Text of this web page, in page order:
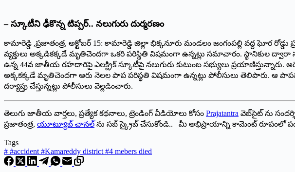
– స్కూటీని ఢీకొన్న టిప్పర్‌.. న‌లుగురు దుర్మరణం
కామారెడ్డి ,ప్రజాతంత్ర, అక్టోబర్‌ 15:‌ కామారెడ్డి జిల్లా భిక్కనూరు మండలం జంగంపల్లి వద్ద ఘోర
వ్యక్తులు అక్కడికక్కడే మృతిచెందగా ఒకరి పరిస్థితి విషమంగా ఉన్నట్లు సమాచారం. స్థానికుల
ఉన్న 44వ జాతీయ రహదారిపై ఎలక్ట్రిక్‌ ‌స్కూటీపై నలుగురు కుటుంబ స‌భ్యులు
అక్కకక్కడే మృతిచెందగా ఆరు నెలల పాప పరిస్థతి విషమంగా ఉన్నట్లు పోలీసులు తెలిపారు. ఆ
దర్యాప్తు చేస్తున్నట్లు పోలీసులు వెల్లడించారు.
తెలుగు జాతీయ వార్తలు, ప్రత్యేక కథనాలు, ట్రెండింగ్ వీడియోలు కోసం Prajatantra వెబ్‌సైట్ ను
ప్రజాతంత్ర, యూట్యూబ్ చానల్ ను సబ్ స్క్రైబ్ చేసుకోండి.. మీ అభిప్రాయాన్ని కామెంట్ రూపంలో
Tags
# #accident #Kamareddy district #4 mebers died